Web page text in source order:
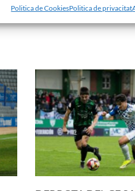
Politica de CookiesPolitica de privacitat